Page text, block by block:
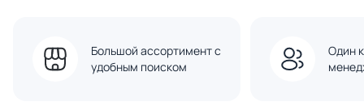
Большой ассортимент с
удобным поиском
Один